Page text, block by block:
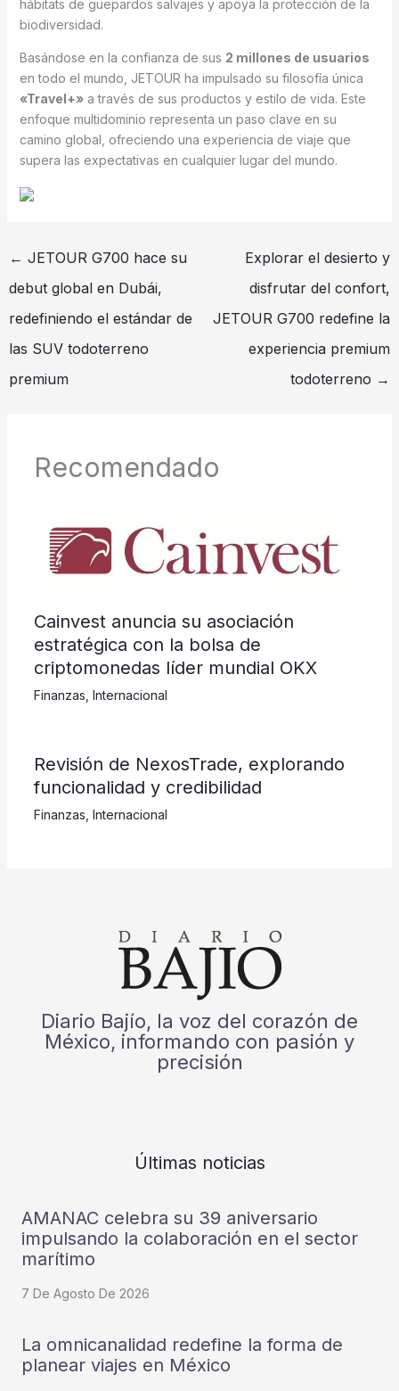
hábitats de guepardos salvajes y apoya la protección de la
biodiversidad.
Basándose en la confianza de sus 2 millones de usuarios
en todo el mundo, JETOUR ha impulsado su filosofía única
«Travel+»a través de sus productos y estilo de vida. Este
enfoque multidominio representa un paso clave en su
camino global, ofreciendo una experiencia de viaje que
supera las expectativas en cualquier lugar del mundo.
← JETOUR G700 hace su
debut global en Dubái,
redefiniendo el estándar de
las SUV todoterreno
premium
Explorar el desierto y
disfrutar del confort,
JETOUR G700 redefine la
experiencia premium
todoterreno →
Recomendado
Cainvest anuncia su asociación
estratégica con la bolsa de
criptomonedas líder mundial OKX
Finanzas Internacional
Revisión de NexosTrade, explorando
funcionalidad y credibilidad
Finanzas Internacional
Diario Bajío, la voz del corazón de
México, informando con pasión y
precisión
Últimas noticias
AMANAC celebra su 39 aniversario
impulsando la colaboración en el sector
marítimo
7 De Agosto De 2026
La omnicanalidad redefine la forma de
planear viajes en México